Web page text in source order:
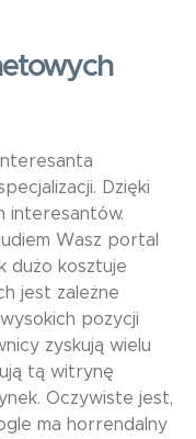
Dzięki
interesantów.
Wasz portal
dużo kosztuje
jest zależne
pozycji
zyskują wielu
tą witrynę
Oczywiste jest,
ma horrendalny